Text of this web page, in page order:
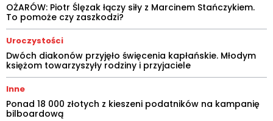
OŻARÓW: Piotr Ślęzak łączy siły z Marcinem Stańczykiem.
To pomoże czy zaszkodzi?
Uroczystości
Dwóch diakonów przyjęło święcenia kapłańskie. Młodym
księżom towarzyszyły rodziny i przyjaciele
Inne
Ponad 18 000 złotych z kieszeni podatników na kampanię
bilboardową